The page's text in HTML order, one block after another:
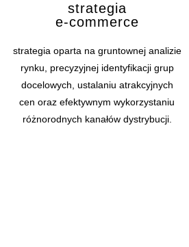
strategia
e-commerce
strategia oparta na gruntownej analizie
rynku, precyzyjnej identyfikacji grup
docelowych, ustalaniu atrakcyjnych
cen oraz efektywnym wykorzystaniu
różnorodnych kanałów dystrybucji.